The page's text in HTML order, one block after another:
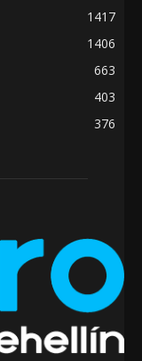
1417
1406
663
403
376